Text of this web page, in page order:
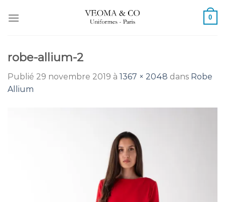
au
0
robe-allium-2
Publié 29 novembre 2019 à 1367 × 2048 dans Robe
Allium